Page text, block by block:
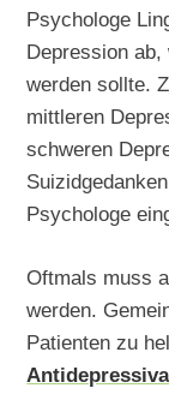
Psychologe
Depression
werden sollte.
mittleren
schweren
Psychologe
Oftmals muss
werden.
Patienten zu
Antidepressiva